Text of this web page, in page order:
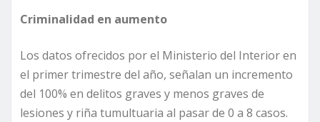
Criminalidad en aumento
Los datos ofrecidos por el Ministerio del Interior en
el primer trimestre del año, señalan un incremento
del 100% en delitos graves y menos graves de
lesiones y riña tumultuaria al pasar de 0 a 8 casos.